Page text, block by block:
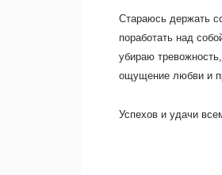
Стараюсь держать
поработать над
убираю
ощущение любви и
Успехов и удачи